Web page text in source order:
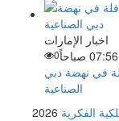
اخبار الإمارات
0
في نهضة دبي
الصناعية
2026